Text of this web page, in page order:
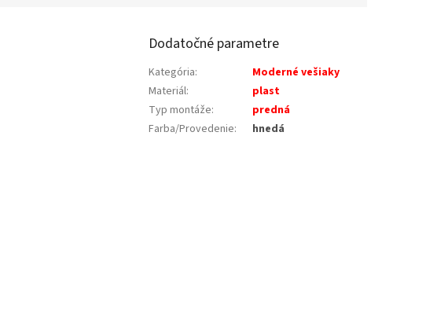
Dodatočné parametre
Kategória:
Moderné vešiaky
Materiál:
plast
Typ montáže:
predná
Farba/Provedenie: hnedá